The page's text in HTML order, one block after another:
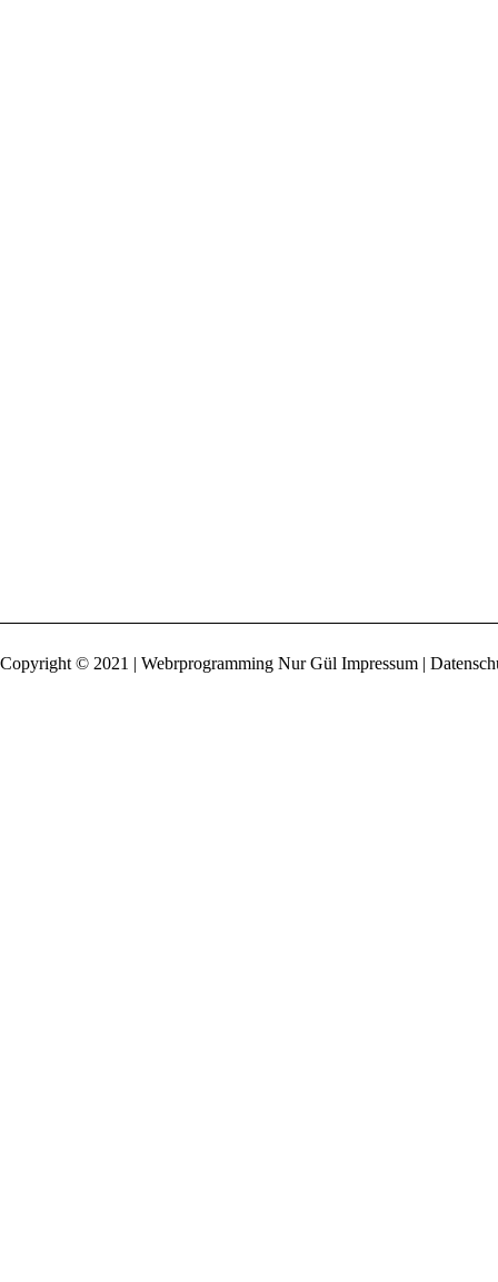
Copyright © 2021 | Webrprogramming Nur Gül Impressum |